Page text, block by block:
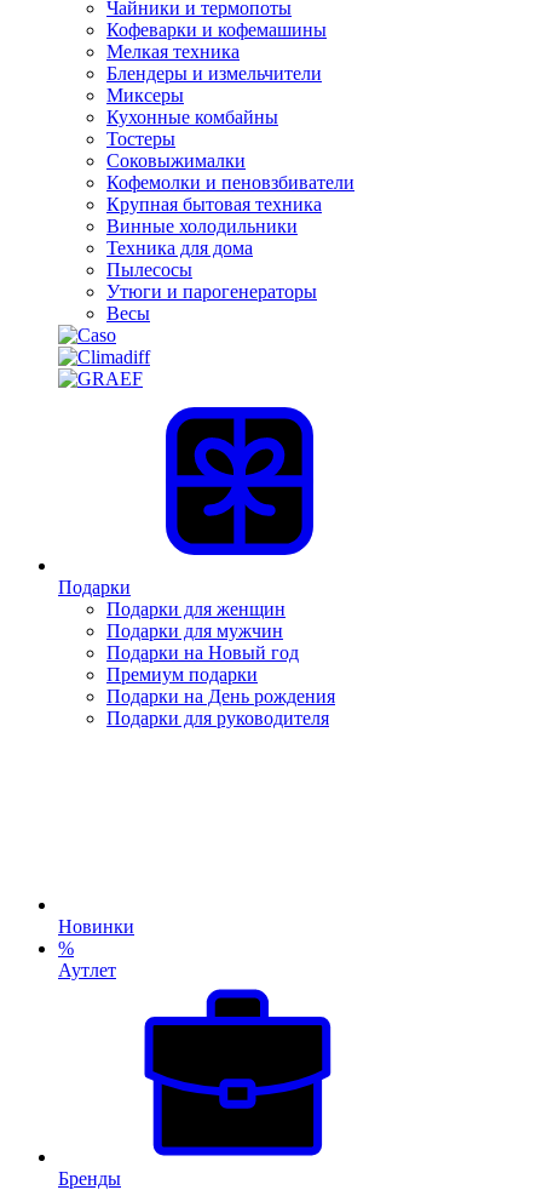
Чайники и термопоты
Кофеварки и кофемашины
Мелкая техника
Блендеры и измельчители
Миксеры
Кухонные комбайны
Тостеры
Соковыжималки
Кофемолки и пеновзбиватели
Крупная бытовая техника
Винные холодильники
Техника для дома
Пылесосы
Утюги и парогенераторы
Весы
Подарки
Подарки для женщин
Подарки для мужчин
Подарки на Новый год
Премиум подарки
Подарки на День рождения
Подарки для руководителя
Новинки
%
Аутлет
Бренды